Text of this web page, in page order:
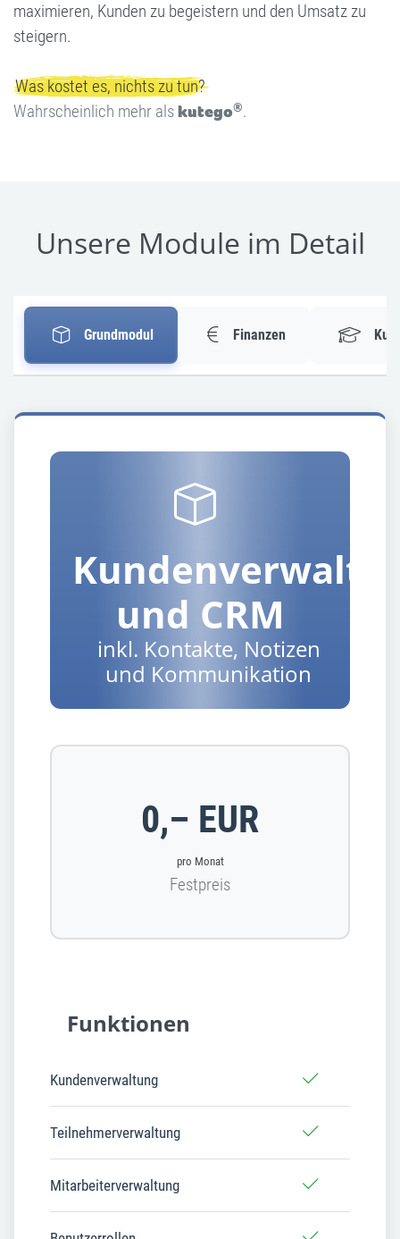
maximieren, Kunden zu begeistern und den Umsatz zu
steigern.
Was kostet es, nichts zu tun?
Wahrscheinlich mehr alskutego®.
Unsere Module im Detail
Grundmodul Finanzen
und CRM
inkl. Kontakte, Notizen
und Kommunikation
0,– EUR
pro Monat
Festpreis
Funktionen
Kundenverwaltung
Teilnehmerverwaltung
Mitarbeiterverwaltung